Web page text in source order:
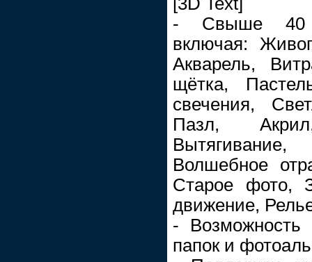
- Свыше 40
включая:
Акварель,
щётка,
свечения,
Пазл,
Волшебное
Старое фото,
движение,
- Возможность
папок и